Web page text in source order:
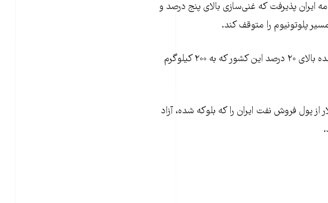
ایران پذیرفت که غنی‌سازی بالای پنج درصد و
پلوتونیوم را متوقف کند.
این توافق همچنین از ایران خواست که اورانیوم غنی‌شده بالای ۲۰ درصد این کشور که به ۲۰۰ کیلوگرم
از پول فروش نفت ایران را که بلوکه شده، آزاد